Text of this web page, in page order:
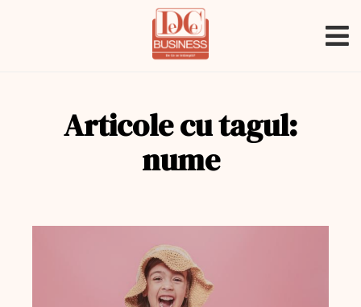
Articole cu tagul:
nume